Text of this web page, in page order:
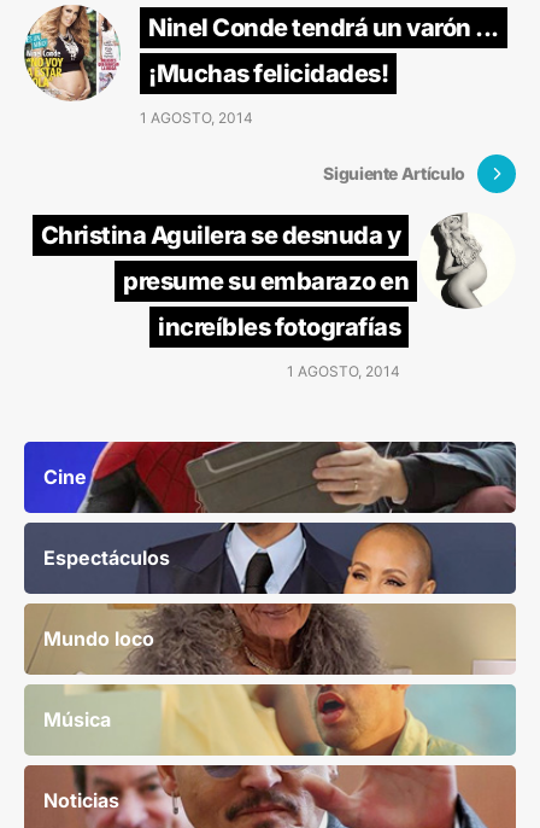
Ninel Conde tendrá un varón ...
¡Muchas felicidades!
1 AGOSTO, 2014
Siguiente Artículo
Christina Aguilera se desnuda y
presume su embarazo en
increíbles fotografías
1 AGOSTO, 2014
Cine
Espectáculos
Mundo loco
Música
Noticias